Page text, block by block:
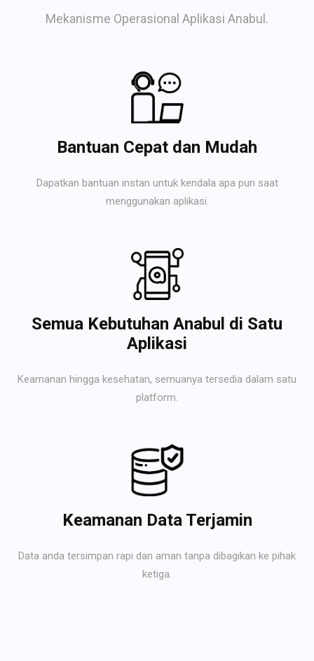
Mekanisme Operasional Aplikasi Anabul.
Bantuan Cepat dan Mudah
Dapatkan bantuan instan untuk kendala apa pun saat
menggunakan aplikasi.
Semua Kebutuhan Anabul di Satu
Aplikasi
Keamanan hingga kesehatan, semuanya tersedia dalam satu
platform.
Keamanan Data Terjamin
Data anda tersimpan rapi dan aman tanpa dibagikan ke pihak
ketiga.